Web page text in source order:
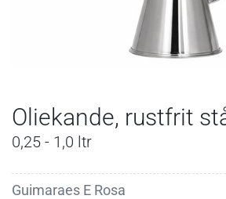
Oliekande, rustfrit
0,25 - 1,0 ltr
Guimaraes E Rosa